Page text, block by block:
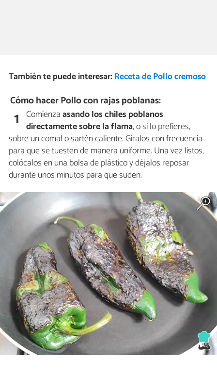
También te puede interesar: Receta de Pollo cremoso
Cómo hacer Pollo con rajas poblanas:
1 Comienzaasando los chiles poblanos
directamente sobre la flama, o si lo prefieres,
sobre un comal o sartén caliente. Gíralos con frecuencia
para que se tuesten de manera uniforme. Una vez listos,
colócalos en una bolsa de plástico y déjalos reposar
durante unos minutos para que suden.